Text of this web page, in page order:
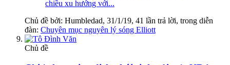
chiều xu hướng với...
Chủ đề bởi: Humbledad, 31/1/19, 41 lần trả lời, trong diễn
đàn: Chuyên mục nguyên lý sóng Elliott
Chủ đề